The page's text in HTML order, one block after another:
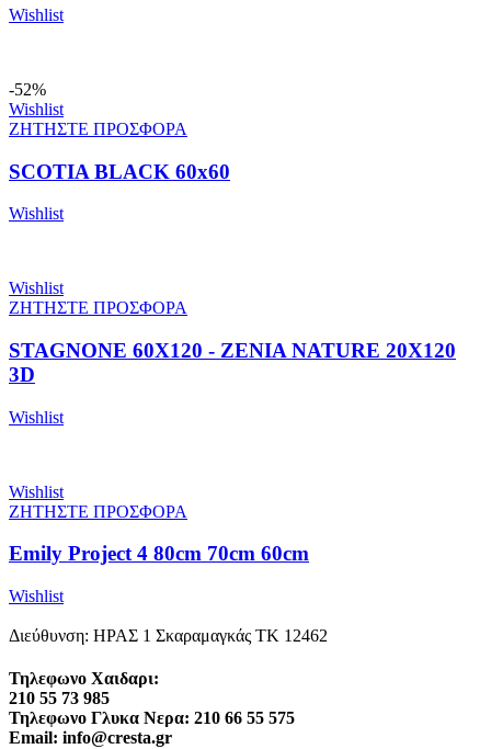
Wishlist
-52%
Wishlist
ΖΗΤΗΣΤΕ ΠΡΟΣΦΟΡΑ
SCOTIA BLACK 60x60
Wishlist
Wishlist
ΖΗΤΗΣΤΕ ΠΡΟΣΦΟΡΑ
STAGNONE 60X120 - ZENIA NATURE 20X120
3D
Wishlist
Wishlist
ΖΗΤΗΣΤΕ ΠΡΟΣΦΟΡΑ
Emily Project 4 80cm 70cm 60cm
Wishlist
Διεύθυνση: ΗΡΑΣ 1 Σκαραμαγκάς ΤΚ 12462
Τηλεφωνο Χαιδαρι:
210 55 73 985
Τηλεφωνο Γλυκα Νερα: 210 66 55 575
Email: info@cresta.gr